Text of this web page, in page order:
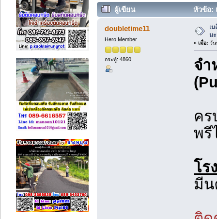
ผู้เขียน หัวข้อ:
doubletime11
Hero Member
กระทู้: 4860
เ
ม
« เมื่อ: วัน
จ
คร
พรี
โร
มี